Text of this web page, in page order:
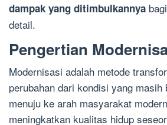
dampak yang ditimbulkannya
detail.
Pengertian
Modernisasi adalah metode
perubahan dari kondisi yang
menuju ke arah masyarakat
meningkatkan kualitas hidup